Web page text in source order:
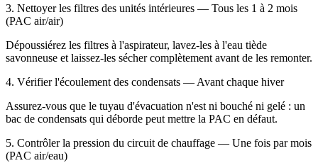
3. Nettoyer les filtres des unités intérieures — Tous les 1 à 2 mois
(PAC air/air)
Dépoussiérez les filtres à l'aspirateur, lavez-les à l'eau tiède
savonneuse et laissez-les sécher complètement avant de les remonter.
4. Vérifier l'écoulement des condensats — Avant chaque hiver
Assurez-vous que le tuyau d'évacuation n'est ni bouché ni gelé : un
bac de condensats qui déborde peut mettre la PAC en défaut.
5. Contrôler la pression du circuit de chauffage — Une fois par mois
(PAC air/eau)